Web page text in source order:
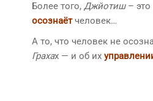
Более того, Джйотиш– это
осознаётчеловек…
А то, что человек не
Грахах — и об их